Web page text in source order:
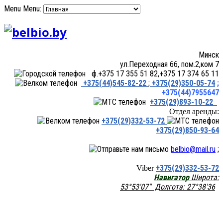
Menu Menu:
Минск
ул.Переходная 66, пом.2,ком 7
ф.+375 17 355 51 82,+375 17 374 65 11
+375(44)545-82-22 ; +375(29)350-05-74 ;
+375(44)7955647
+375(29)893-10-22
Отдел аренды:
+375(29)332-53-72
+375(29)850-93-64
belbio@mail.ru ;
Viber +375(29)332-53-72
НавигаторШирота:
53°53'07" Долгота: 27°38'36